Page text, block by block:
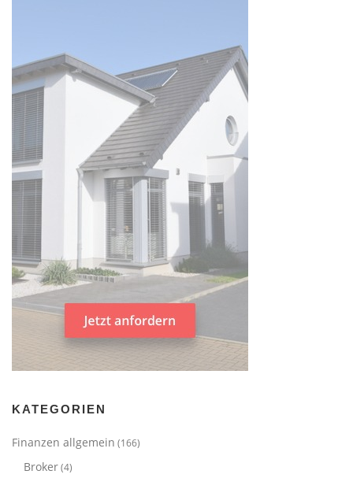
KATEGORIEN
Finanzen allgemein (166)
Broker(4)